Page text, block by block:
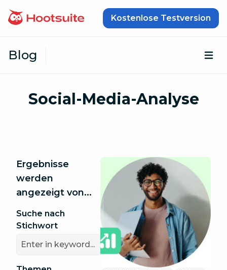
Kostenlose Testversion
Blog
Social-Media-Analyse
Ergebnisse
werden
angezeigt von...
Suche nach
Stichwort